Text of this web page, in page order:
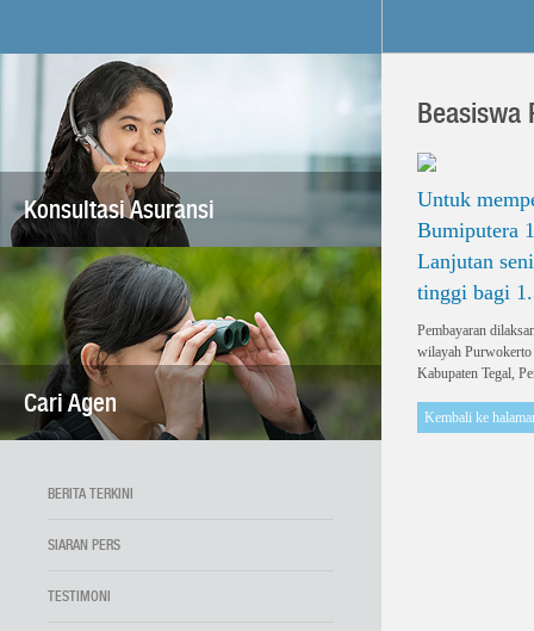
Konsultasi Asuransi
Cari Agen
BERITA TERKINI
SIARAN PERS
TESTIMONI
Beasiswa
Untuk
Bumiputera
Lanjutan
tinggi bagi
Pembayaran
wilayah Purwokerto
Kabupaten Tegal,
Kembali ke